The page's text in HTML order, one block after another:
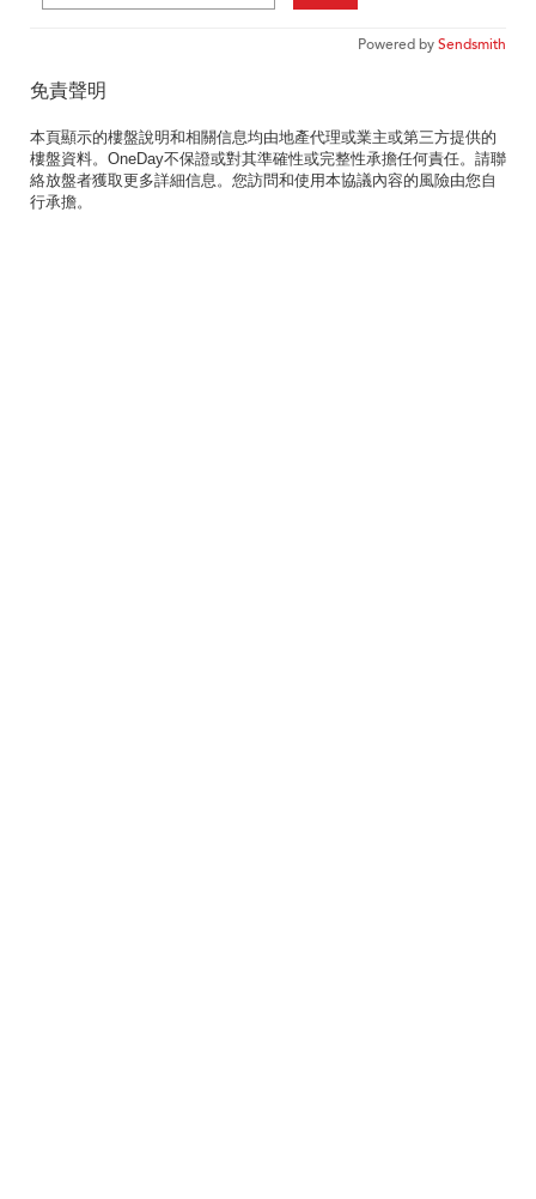
Powered bySendsmith
免責聲明
本頁顯示的樓盤說明和相關信息均由地產代理或業主或第三方提供的
樓盤資料。OneDay不保證或對其準確性或完整性承擔任何責任。請聯
絡放盤者獲取更多詳細信息。您訪問和使用本協議內容的風險由您自
行承擔。